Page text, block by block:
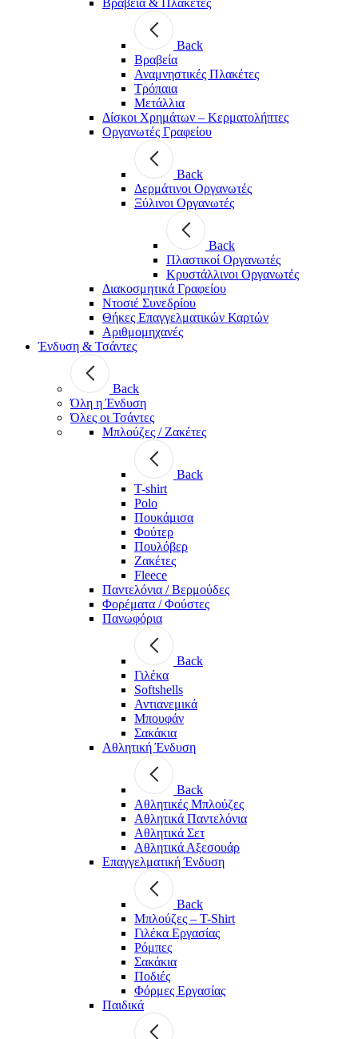
Back
Βραβεία
Αναμνηστικές Πλακέτες
Τρόπαια
Μετάλλια
Δίσκοι Χρημάτων – Κερματολήπτες
Οργανωτές Γραφείου
Back
Δερμάτινοι Οργανωτές
Ξύλινοι Οργανωτές
Back
Πλαστικοί Οργανωτές
Κρυστάλλινοι Οργανωτές
Διακοσμητικά Γραφείου
Ντοσιέ Συνεδρίου
Θήκες Επαγγελματικών Καρτών
Αριθμομηχανές
Ένδυση & Τσάντες
Back
Όλη η Ένδυση
Όλες οι Τσάντες
Μπλούζες / Ζακέτες
Back
T-shirt
Polo
Πουκάμισα
Φούτερ
Πουλόβερ
Ζακέτες
Fleece
Παντελόνια / Βερμούδες
Φορέματα / Φούστες
Πανωφόρια
Back
Γιλέκα
Softshells
Αντιανεμικά
Μπουφάν
Σακάκια
Αθλητική Ένδυση
Back
Aθλητικές Μπλούζες
Αθλητικά Παντελόνια
Αθλητικά Σετ
Αθλητικά Αξεσουάρ
Επαγγελματική Ένδυση
Back
Μπλούζες – T-Shirt
Γιλέκα Εργασίας
Ρόμπες
Σακάκια
Ποδιές
Φόρμες Εργασίας
Παιδικά